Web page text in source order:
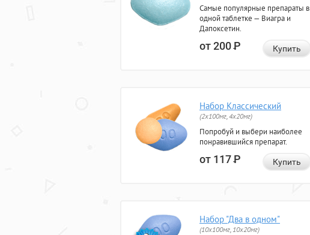
Самые популярные препараты в
одной таблетке — Виагра и
Дапоксетин.
от 200Р Купить
Набор Классический
(2x100мг, 4x20мг)
Попробуй и выбери наиболее
понравившийся препарат.
от 117Р Купить
Набор "Два в одном"
(10x100мг, 10x20мг)